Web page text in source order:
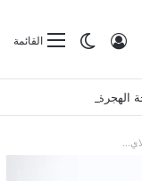
القائمةالوضع
تسجيل الدخول
الهجرة في سبتة